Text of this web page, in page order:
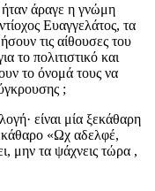
άραγε η γνώμη
Ευαγγελάτος, τα
τις αίθουσες του
το πολιτιστικό και
το όνομά τους να
;
είναι μία ξεκάθαρη
«Ωχ αδελφέ,
μην τα ψάχνεις τώρα ,